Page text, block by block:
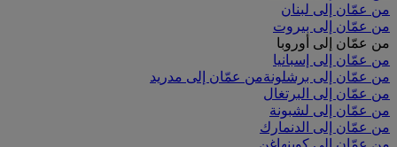
من عمّان إلى لبنان
من عمّان إلى بيروت
من عمّان إلى أوروبا
من عمّان إلى إسبانيا
من عمّان إلى برشلونةمن عمّان إلى مدريد
من عمّان إلى البرتغال
من عمّان إلى لشبونة
من عمّان إلى الدنمارك